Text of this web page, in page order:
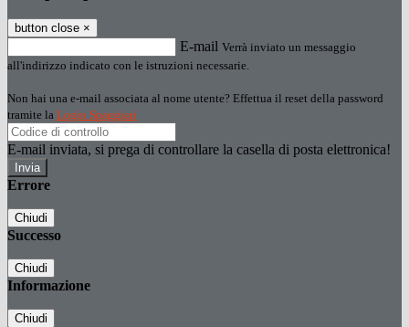
button close ×
E-mail Verrà inviato un messaggio
all'indirizzo indicato con le istruzioni necessarie.
Non hai una e-mail associata al nome utente? Effettua il reset della password
tramite la Login Spaggiari
E-mail inviata, si prega di controllare la casella di posta elettronica!
Errore
Chiudi
Successo
Chiudi
Informazione
Chiudi